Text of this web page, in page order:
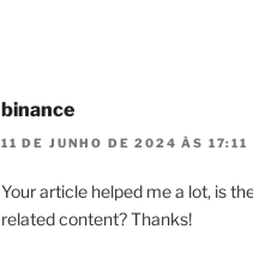
binance
11 DE JUNHO DE 2024 ÀS 17:11
Your article helped me a lot, is
related content? Thanks!